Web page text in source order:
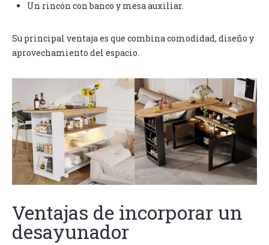
Un rincón con banco y mesa auxiliar.
Su principal ventaja es que combina comodidad, diseño y
aprovechamiento del espacio.
Ventajas de incorporar un
desayunador